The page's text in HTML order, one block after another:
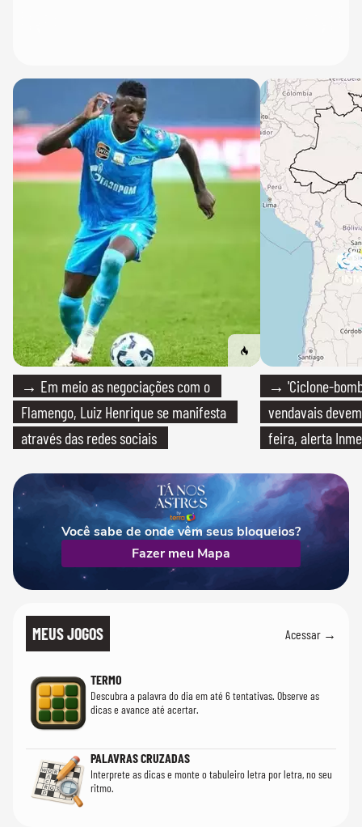
→ Em meio as negociações com o
Flamengo, Luiz Henrique se manifesta
através das redes sociais
→ 'Ciclone-
vendavais
feira, alerta
Você sabe de onde vêm seus bloqueios?
Fazer meu Mapa
MEUS JOGOS Acessar →
TERMO
Descubra a palavra do dia em até 6 tentativas. Observe as
dicas e avance até acertar.
PALAVRAS CRUZADAS
Interprete as dicas e monte o tabuleiro letra por letra, no seu
ritmo.